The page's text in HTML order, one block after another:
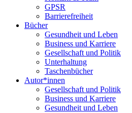
GPSR
Barrierefreiheit
Bücher
Gesundheit und Leben
Business und Karriere
Gesellschaft und Politik
Unterhaltung
Taschenbücher
Autor*innen
Gesellschaft und Politik
Business und Karriere
Gesundheit und Leben